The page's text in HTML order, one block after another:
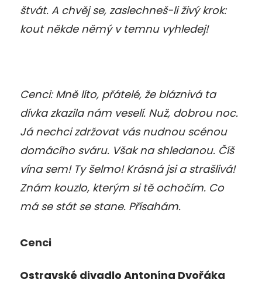
štvát. A chvěj se, zaslechneš-li živý krok:
kout někde němý v temnu vyhledej!
Cenci: Mně líto, přátelé, že bláznivá ta
dívka zkazila nám veselí. Nuž, dobrou noc.
Já nechci zdržovat vás nudnou scénou
domácího sváru. Však na shledanou. Číš
vína sem! Ty šelmo! Krásná jsi a strašlivá!
Znám kouzlo, kterým si tě ochočím. Co
má se stát se stane. Přísahám.
Cenci
Ostravské divadlo Antonína Dvořáka